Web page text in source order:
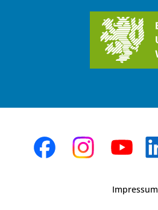
Impressum